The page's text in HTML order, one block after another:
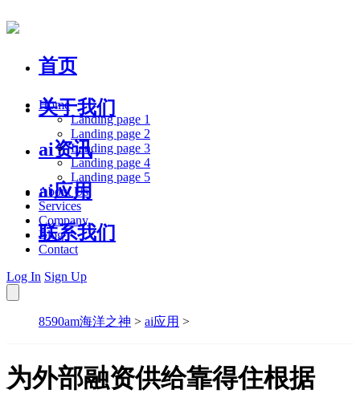
首页
关于我们
ai资讯
ai应用
联系我们
Home
Landing page 1
Landing page 2
Landing page 3
Landing page 4
Landing page 5
About Us
Services
Company
Blog
Contact
Log In Sign Up
8590am海洋之神 > ai应用 >
为外部融资供给靠得住根据